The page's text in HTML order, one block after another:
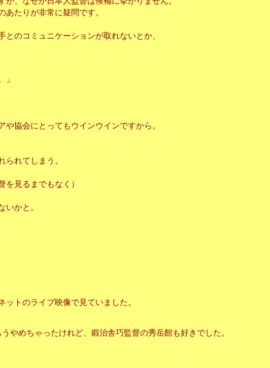
たりが非常に疑問です。
のコミュニケーションが取れないとか、
協会にとってもウインウインですから。
れてしまう。
見るまでもなく）
かと。
トのライブ映像で見ていました。
やめちゃったけれど、鍛治舎巧監督の秀岳館も好きでした。